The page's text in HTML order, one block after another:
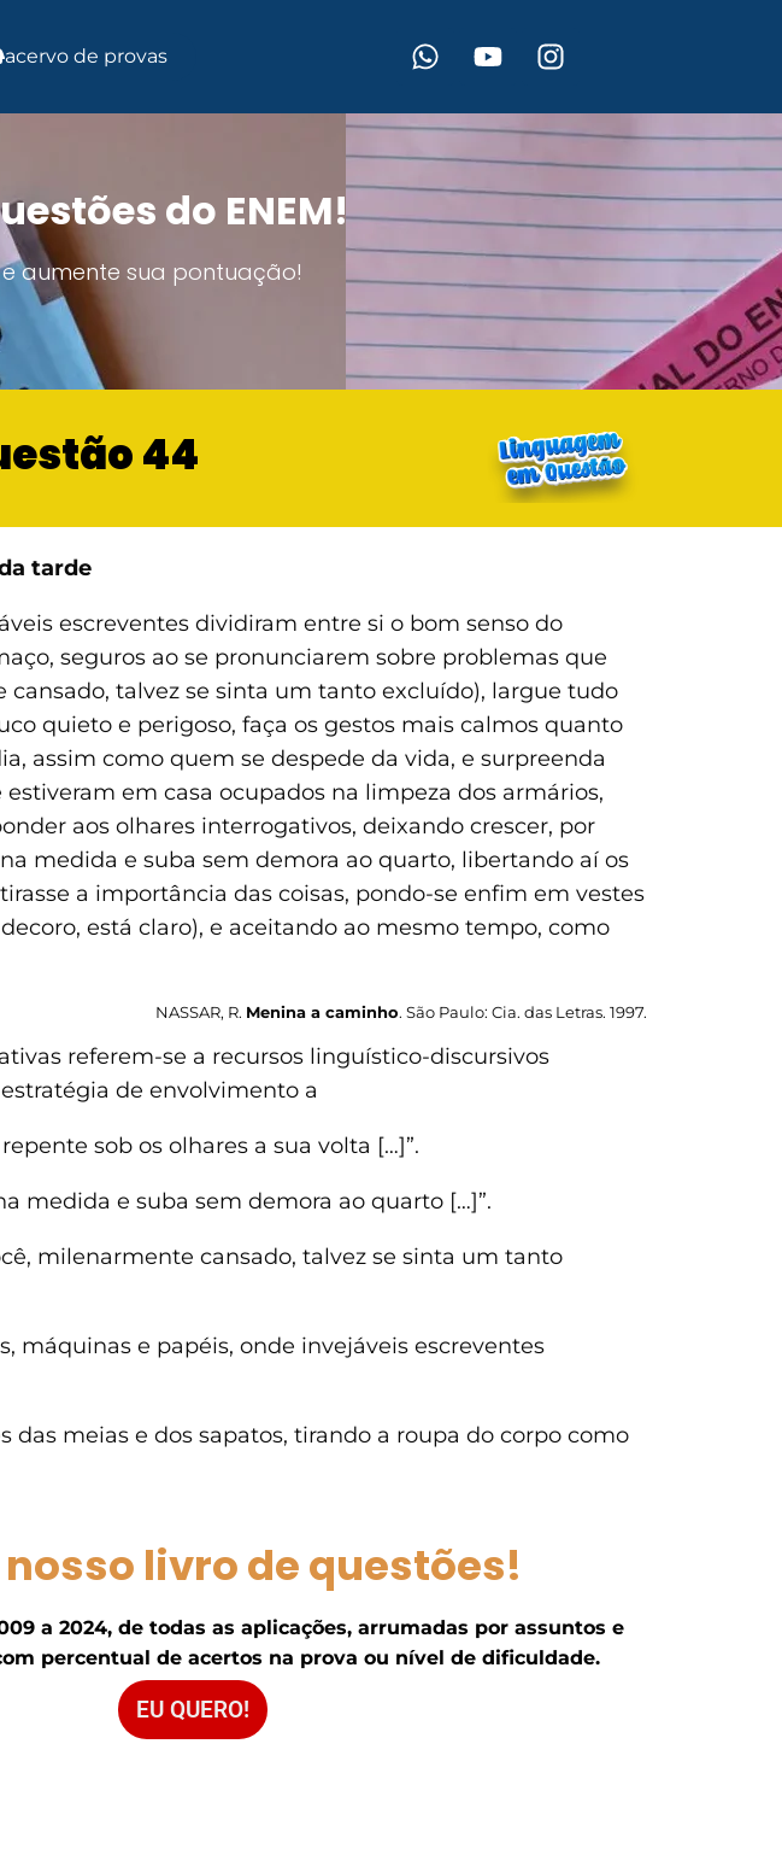
acervo de provas
do ENEM!
e aumente sua pontuação!
44
tarde
escreventes dividiram entre si o bom senso do
seguros ao se pronunciarem sobre problemas que
talvez se sinta um tanto excluído), largue tudo
quieto e perigoso, faça os gestos mais calmos quanto
assim como quem se despede da vida, e surpreenda
em casa ocupados na limpeza dos armários,
aos olhares interrogativos, deixando crescer, por
medida e suba sem demora ao quarto, libertando aí os
a importância das coisas, pondo-se enfim em vestes
está claro), e aceitando ao mesmo tempo, como
NASSAR, R. Menina a caminho. São Paulo: Cia. das Letras. 1997.
referem-se a recursos linguístico-discursivos
de envolvimento a
sob os olhares a sua volta […]”.
medida e suba sem demora ao quarto […]”.
milenarmente cansado, talvez se sinta um tanto
máquinas e papéis, onde invejáveis escreventes
das meias e dos sapatos, tirando a roupa do corpo como
livro de questões!
a 2024, de todas as aplicações, arrumadas por assuntos e
percentual de acertos na prova ou nível de dificuldade.
EU QUERO!